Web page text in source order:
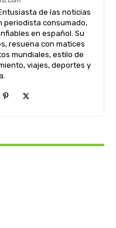
de las noticias
periodista consumado,
en español. Su
resuena con matices
mundiales, estilo de
viajes, deportes y